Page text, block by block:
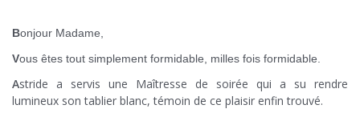
Bonjour Madame,
Vous êtes tout simplement formidable, milles fois formidable.
Astride a servis une Maîtresse de soirée qui a su rendre
lumineux son tablier blanc, témoin de ce plaisir enfin trouvé.